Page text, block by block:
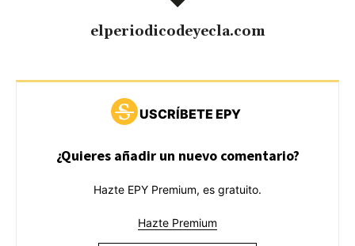
elperiodicodeyecla.com
USCRÍBETE EPY
¿Quieres añadir un nuevo comentario?
Hazte EPY Premium, es gratuito.
Hazte Premium